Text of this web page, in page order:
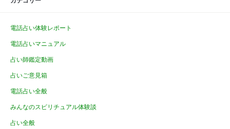
電話占い体験レポート
電話占いマニュアル
占い師鑑定動画
占いご意見箱
電話占い全般
みんなのスピリチュアル体験談
占い全般